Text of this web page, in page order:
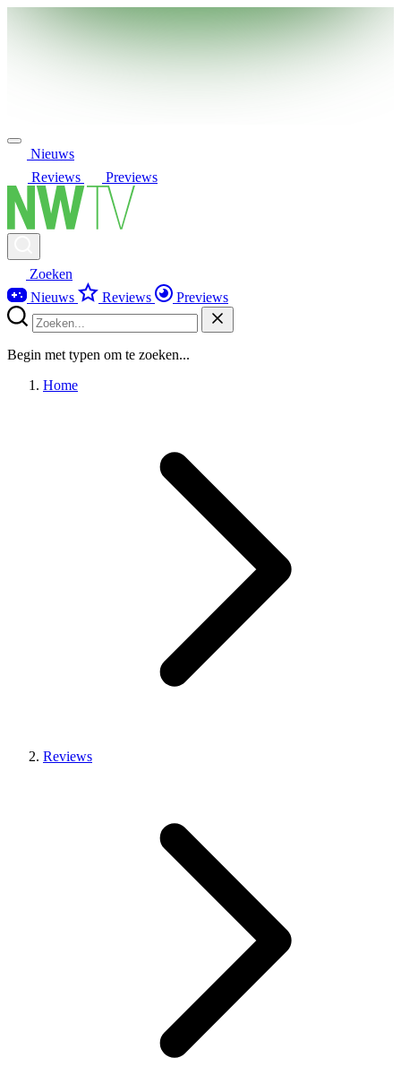
Nieuws
Reviews
Previews
Zoeken
Nieuws
Reviews Previews
Begin met typen om te zoeken...
Home
Reviews